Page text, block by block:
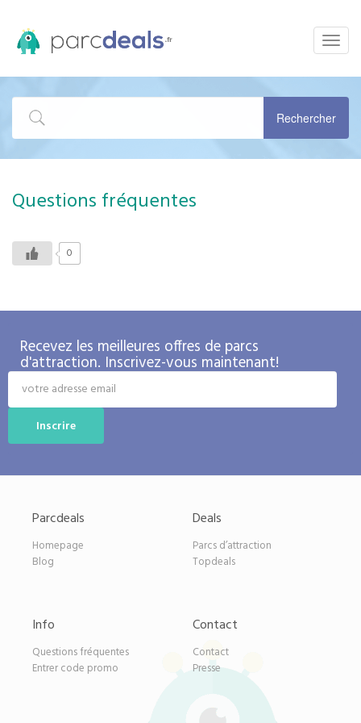
Toggle
Rechercher
Questions fréquentes
0
Recevez les meilleures offres de parcs
d'attraction. Inscrivez-vous maintenant!
Parcdeals
Homepage
Blog
Deals
Parcs d’attraction
Topdeals
Info
Questions fréquentes
Entrer code promo
Contact
Contact
Presse